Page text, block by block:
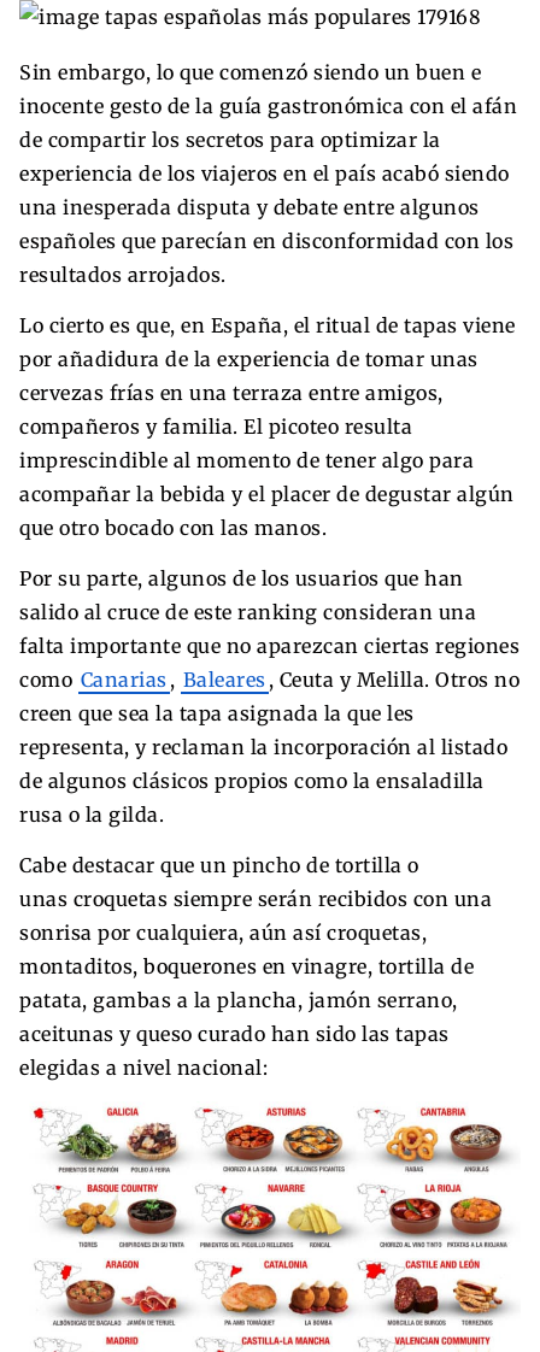
Sin embargo, lo que comenzó siendo un buen e
inocente gesto de la guía gastronómica con el afán
de compartir los secretos para optimizar la
experiencia de los viajeros en el país acabó siendo
una inesperada disputa y debate entre algunos
españoles que parecían en disconformidad con los
resultados arrojados.
Lo cierto es que, en España, el ritual de tapas viene
por añadidura de la experiencia de tomar unas
cervezas frías en una terraza entre amigos,
compañeros y familia. El picoteo resulta
imprescindible al momento de tener algo para
acompañar la bebida y el placer de degustar algún
que otro bocado con las manos.
Por su parte, algunos de los usuarios que han
salido al cruce de este ranking consideran una
falta importante que no aparezcan ciertas regiones
como Canarias , Baleares , Ceuta y Melilla. Otros no
creen que sea la tapa asignada la que les
representa, y reclaman la incorporación al listado
de algunos clásicos propios como la ensaladilla
rusa o la gilda.
Cabe destacar que un pincho de tortilla o
unas croquetas siempre serán recibidos con una
sonrisa por cualquiera, aún así croquetas,
montaditos, boquerones en vinagre, tortilla de
patata, gambas a la plancha, jamón serrano,
aceitunas y queso curado han sido las tapas
elegidas a nivel nacional: